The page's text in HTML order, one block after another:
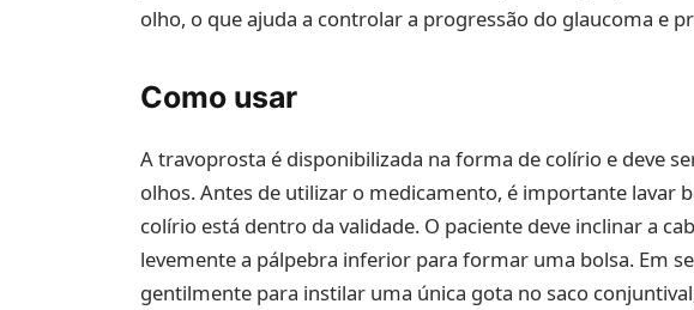
olho, o que ajuda a controlar a progressão do glaucoma e
Como usar
A travoprosta é disponibilizada na forma de colírio e deve
olhos. Antes de utilizar o medicamento, é importante lavar
colírio está dentro da validade. O paciente deve inclinar a
levemente a pálpebra inferior para formar uma bolsa. Em
gentilmente para instilar uma única gota no saco